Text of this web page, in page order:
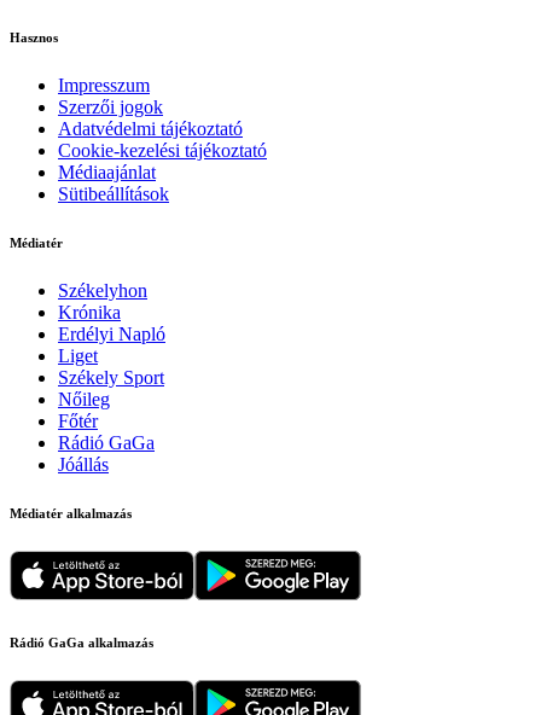
Hasznos
Impresszum
Szerzői jogok
Adatvédelmi tájékoztató
Cookie-kezelési tájékoztató
Médiaajánlat
Sütibeállítások
Médiatér
Székelyhon
Krónika
Erdélyi Napló
Liget
Székely Sport
Nőileg
Főtér
Rádió GaGa
Jóállás
Médiatér alkalmazás
Rádió GaGa alkalmazás